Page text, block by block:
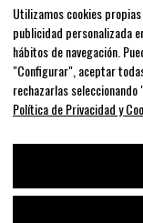
Aviso legal
Síguenos
Utilizamos cookies
publicidad personalizada
hábitos de navegación.
"Configurar", aceptar
rechazarlas
Política de Privacidad y